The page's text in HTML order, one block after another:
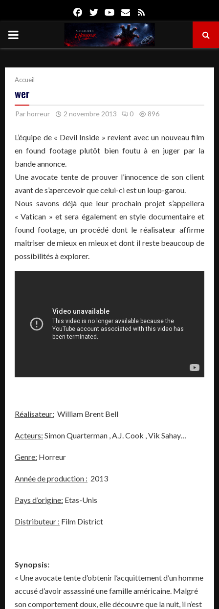
FacebookTwitterYoutube
Email
PRIMARY
Accueil
wer
Parhorreur 2 novembre 2013 0 896
L’équipe de « Devil Inside » revient avec un nouveau film
en found footage plutôt bien foutu à en juger par la
bande annonce.
Une avocate tente de prouver l’innocence de son client
avant de s’apercevoir que celui-ci est un loup-garou.
Nous savons déjà que leur prochain projet s’appellera
« Vatican » et sera également en style documentaire et
found footage, un procédé dont le réalisateur affirme
maîtriser de mieux en mieux et dont il reste beaucoup de
possibilités à explorer.
Réalisateur: William Brent Bell
Acteurs: Simon Quarterman , A.J. Cook , Vik Sahay…
Genre: Horreur
Année de production : 2013
Pays d’origine: Etas-Unis
Distributeur : Film District
Synopsis:
« Une avocate tente d’obtenir l’acquittement d’un homme
accusé d’avoir assassiné une famille américaine. Malgré
son comportement doux, elle découvre que la nuit, il n’est